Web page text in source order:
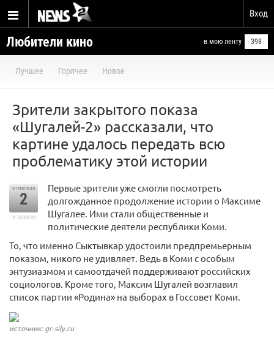
Вход
Любители кино в мою ленту 398
Лучшее Горячее Новое
Зрители закрытого показа
«Шугалей-2» рассказали, что
картине удалось передать всю
проблематику этой истории
отметили
2
в архиве
Первые зрители уже смогли посмотреть
долгожданное продолжение истории о Максиме
Шугалее. Ими стали общественные и
политические деятели республики Коми.
То, что именно Сыктывкар удостоили предпремьерным
показом, никого не удивляет. Ведь в Коми с особым
энтузиазмом и самоотдачей поддерживают российских
социологов. Кроме того, Максим Шугалей возглавил
список партии «Родина» на выборах в Госсовет Коми.
источник: gr-sily.ru